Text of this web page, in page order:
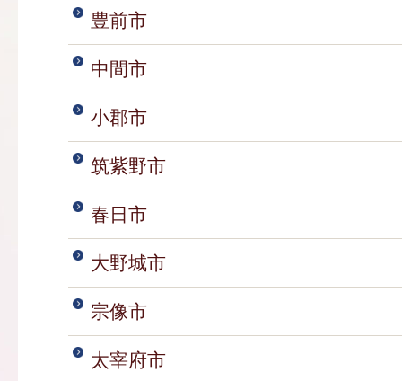
豊前市
中間市
小郡市
筑紫野市
春日市
大野城市
宗像市
太宰府市